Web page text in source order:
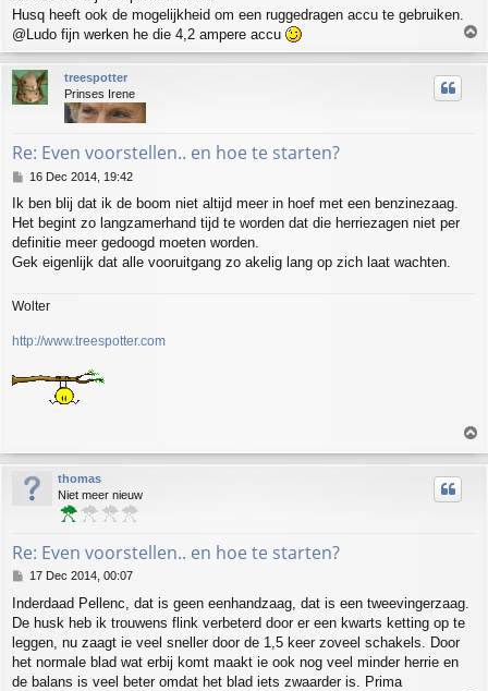
Husq heeft ook de mogelijkheid om een ruggedragen accu te gebruiken.
@Ludo fijn werken he die 4,2 ampere accu
o
p
treespotter
Prinses Irene
Re: Even voorstellen.. en hoe te starten?
P
s
t
16 Dec 2014, 19:42
Ik ben blij dat ik de boom niet altijd meer in hoef met een benzinezaag.
Het begint zo langzamerhand tijd te worden dat die herriezagen niet per
definitie meer gedoogd moeten worden.
Gek eigenlijk dat alle vooruitgang zo akelig lang op zich laat wachten.
Wolter
http://www.treespotter.com
p
thomas
Niet meer nieuw
Re: Even voorstellen.. en hoe te starten?
P
s
t
17 Dec 2014, 00:07
Inderdaad Pellenc, dat is geen eenhandzaag, dat is een tweevingerzaag.
De husk heb ik trouwens flink verbeterd door er een kwarts ketting op te
leggen, nu zaagt ie veel sneller door de 1,5 keer zoveel schakels. Door
het normale blad wat erbij komt maakt ie ook nog veel minder herrie en
de balans is veel beter omdat het blad iets zwaarder is. Prima